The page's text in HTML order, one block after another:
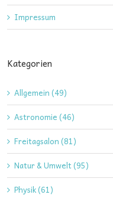
Impressum
Kategorien
Allgemein (49)
Astronomie (46)
Freitagsalon (81)
Natur & Umwelt (95)
Physik (61)